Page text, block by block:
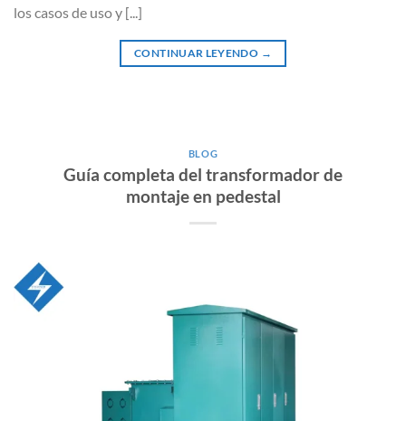
los casos de uso y [...]
CONTINUAR LEYENDO →
BLOG
Guía completa del transformador de
montaje en pedestal